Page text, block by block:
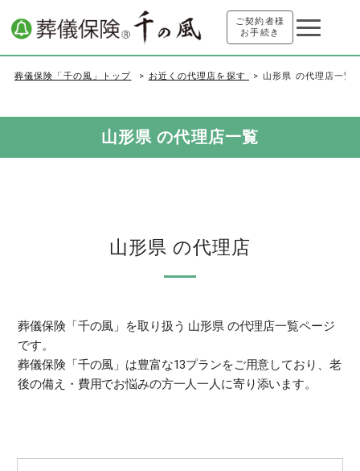
ご契約者様
お手続き
葬儀保険「千の風」トップ お近くの代理店を探す 山形県 の代理店一覧
山形県 の代理店一覧
山形県 の代理店
葬儀保険「千の風」を取り扱う 山形県 の代理店一覧ページ
です。
葬儀保険「千の風」は豊富な13プランをご用意しており、老
後の備え・費用でお悩みの方一人一人に寄り添います。